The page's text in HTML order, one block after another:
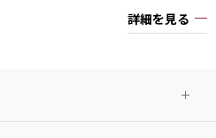
詳細を見る